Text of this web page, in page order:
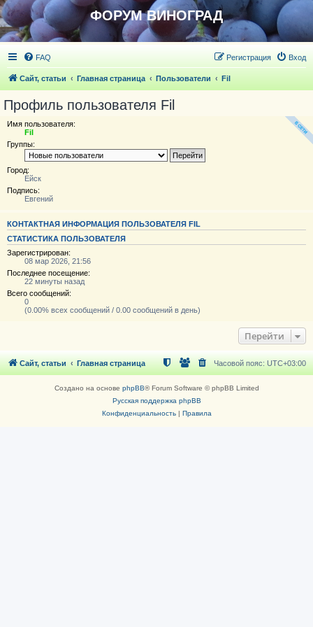
ФОРУМ ВИНОГРАД
FAQ Вход
Регистрация
Сайт, статьи Главная страница Пользователи Fil
Профиль пользователя Fil
Имя пользователя:
Fil
Группы:
Город:
Ейск
Подпись:
Евгений
КОНТАКТНАЯ ИНФОРМАЦИЯ ПОЛЬЗОВАТЕЛЯ FIL
СТАТИСТИКА ПОЛЬЗОВАТЕЛЯ
Зарегистрирован:
08 мар 2026, 21:56
Последнее посещение:
22 минуты назад
Всего сообщений:
0
(0.00% всех сообщений / 0.00 сообщений в день)
Перейти
Сайт, статьи Главная страница Часовой пояс: UTC+03:00
Создано на основе phpBB® Forum Software © phpBB Limited
Русская поддержка phpBB
Конфиденциальность| Правила